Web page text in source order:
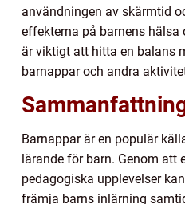
användningen av skärmtid
effekterna på barnens
är viktigt att hitta en balans
barnappar och andra
Barnappar är en populär
lärande för barn. Genom att
pedagogiska upplevelser
främja barns inlärning